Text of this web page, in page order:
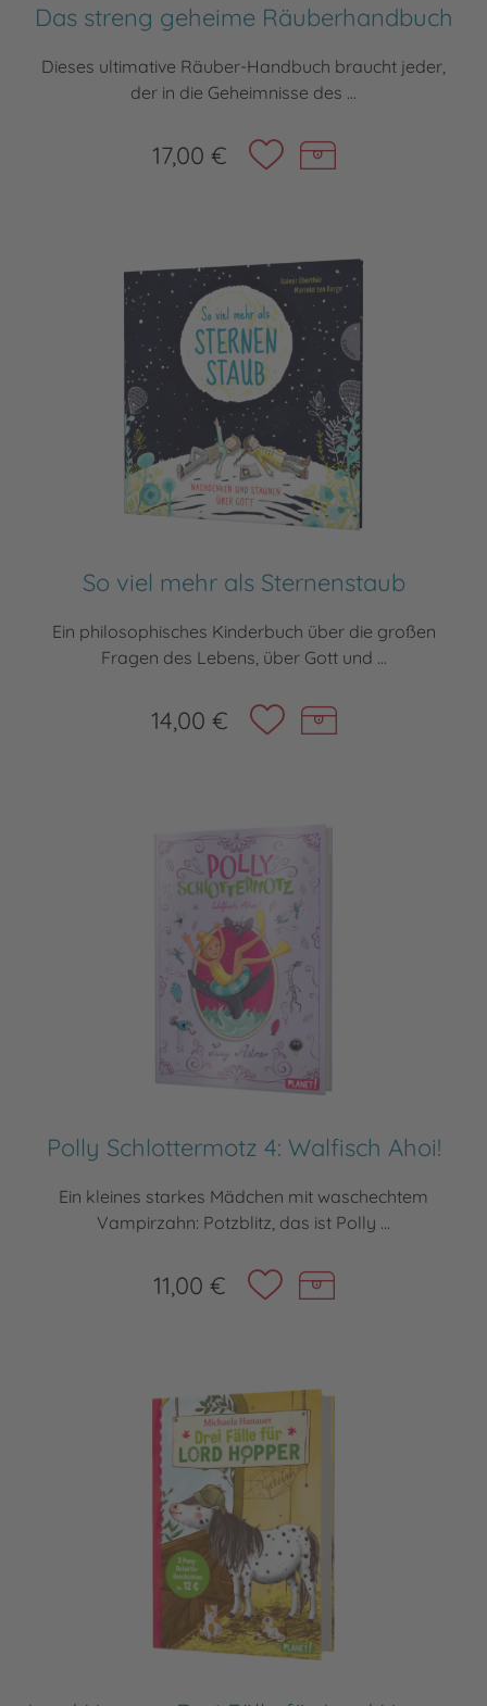
Das streng geheime Räuberhandbuch
Dieses ultimative Räuber-Handbuch braucht jeder,
der in die Geheimnisse des ...
17,00 €
So viel mehr als Sternenstaub
Ein philosophisches Kinderbuch über die großen
Fragen des Lebens, über Gott und ...
14,00 €
Polly Schlottermotz 4: Walfisch Ahoi!
Ein kleines starkes Mädchen mit waschechtem
Vampirzahn: Potzblitz, das ist Polly ...
11,00 €